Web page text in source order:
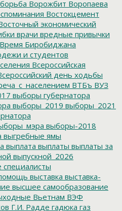
Ворожбит Воропаева
Востокцемент
экономический
врачи вредные привычки
Время Биробиджана
и студентов
Всероссийская
день ходьбы
ВТБъ ВУЗ
выборы губернатора
выборы_2019 выборы_2021
выборы-2018
выгребные ямы
выплата выплаты выплаты за
выпускной_2026
выставка выставка-
высшее самообразование
Вьетнам ВЭФ
Г.И. Радде гадюка газ